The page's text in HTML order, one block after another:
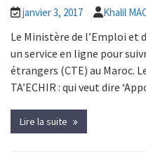
janvier 3, 2017 Khalil
Le Ministère de l’Emploi et
un service en ligne pour
étrangers (CTE) au Maroc.
TA’ECHIR : qui veut dire
Lire la suite